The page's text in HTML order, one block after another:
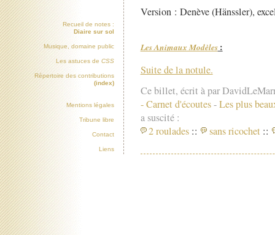
Version : Denève (Hänssler),
Les Animaux Modèles:
Suite de la notule.
Ce billet, écrit à par
-Carnet d'écoutes-Les plus
a suscité :
2 roulades :: sans ricochet ::
Recueil de notes :
Diaire sur sol
Musique, domaine public
Les astuces de CSS
Répertoire des contributions
(index)
Mentions légales
Tribune libre
Contact
Liens